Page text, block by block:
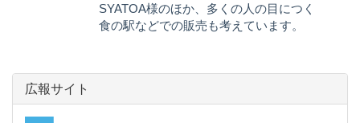
SYATOA様のほか、多くの人の目につく
食の駅などでの販売も考えています。
広報サイト